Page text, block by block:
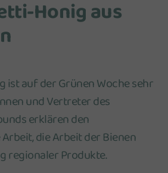
Honig aus
ist auf der Grünen Woche sehr
und Vertreter des
erklären den
die Arbeit der Bienen
regionaler Produkte.